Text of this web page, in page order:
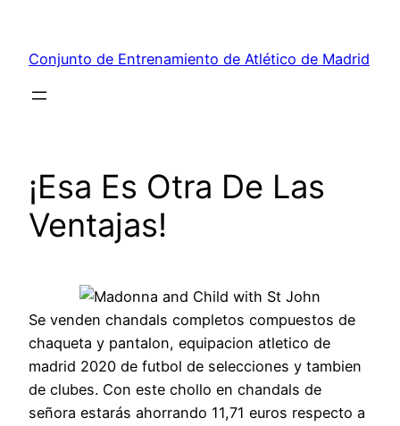
contenido
Conjunto de Entrenamiento de Atlético de Madrid
¡Esa Es Otra De Las
Ventajas!
Se venden chandals completos compuestos de
chaqueta y pantalon, equipacion atletico de
madrid 2020 de futbol de selecciones y tambien
de clubes. Con este chollo en chandals de
señora estarás ahorrando 11,71 euros respecto a